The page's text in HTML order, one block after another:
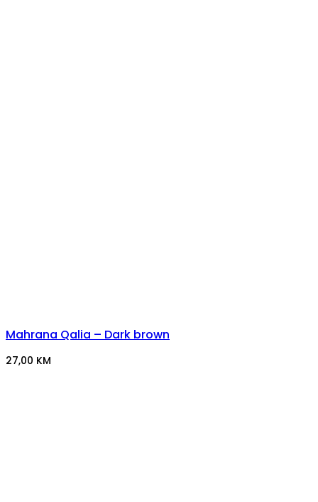
Mahrana Qalia – Dark brown
27,00 KM